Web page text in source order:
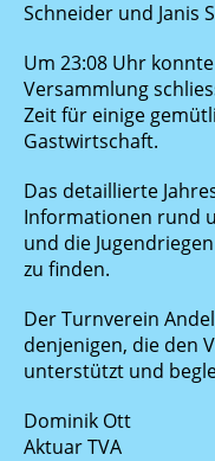
Schneider und Janis
Um 23:08 Uhr
Versammlung
Zeit für einige
Gastwirtschaft.
Das detaillierte
Informationen rund
und die
zu finden.
Der Turnverein
denjenigen, die den
unterstützt und
Dominik Ott
Aktuar TVA